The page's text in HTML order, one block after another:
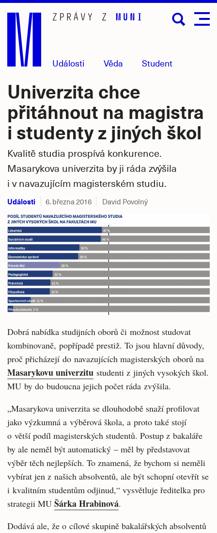
Přejít
hlavní
obsah
Události Věda Student
Univerzita chce
přitáhnout na magistra
i studenty z jiných škol
Kvalitě studia prospívá konkurence.
Masarykova univerzita by ji ráda zvýšila
i v navazujícím magisterském studiu.
Události 6. března 2016 David Povolný
Dobrá nabídka studijních oborů či možnost studovat
kombinovaně, popřípadě prestiž. To jsou hlavní důvody,
proč přicházejí do navazujících magisterských oborů na
Masarykovu univerzitu studenti z jiných vysokých škol.
MU by do budoucna jejich počet ráda zvýšila.
„Masarykova univerzita se dlouhodobě snaží profilovat
jako výzkumná a výběrová škola, a proto také stojí
o větší podíl magisterských studentů. Postup z bakaláře
by ale neměl být automatický – měl by představovat
výběr těch nejlepších. To znamená, že bychom si neměli
vybírat jen z našich absolventů, ale být schopní otevřít se
i kvalitním studentům odjinud,“ vysvětluje ředitelka pro
strategii MU Šárka Hrabinová.
Dodává ale, že o cílové skupině bakalářských absolventů